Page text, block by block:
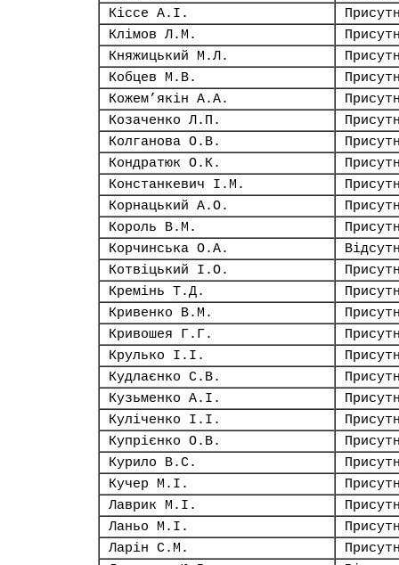
Кіссе А.І.
Клімов Л.М.
Княжицький М.Л.
Кобцев М.В.
Кожем’якін А.А.
Козаченко Л.П.
Колганова О.В.
Кондратюк О.К.
Констанкевич І.М.
Корнацький А.О.
Король В.М.
Корчинська О.А.
Котвіцький І.О.
Кремінь Т.Д.
Кривенко В.М.
Кривошея Г.Г.
Крулько І.І.
Кудлаєнко С.В.
Кузьменко А.І.
Куліченко І.І.
Купрієнко О.В.
Курило В.С.
Кучер М.І.
Лаврик М.І.
Ланьо М.І.
Ларін С.М.